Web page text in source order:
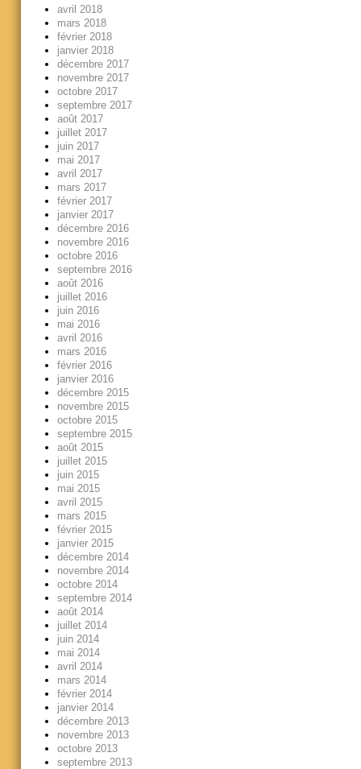
avril 2018
mars 2018
février 2018
janvier 2018
décembre 2017
novembre 2017
octobre 2017
septembre 2017
août 2017
juillet 2017
juin 2017
mai 2017
avril 2017
mars 2017
février 2017
janvier 2017
décembre 2016
novembre 2016
octobre 2016
septembre 2016
août 2016
juillet 2016
juin 2016
mai 2016
avril 2016
mars 2016
février 2016
janvier 2016
décembre 2015
novembre 2015
octobre 2015
septembre 2015
août 2015
juillet 2015
juin 2015
mai 2015
avril 2015
mars 2015
février 2015
janvier 2015
décembre 2014
novembre 2014
octobre 2014
septembre 2014
août 2014
juillet 2014
juin 2014
mai 2014
avril 2014
mars 2014
février 2014
janvier 2014
décembre 2013
novembre 2013
octobre 2013
septembre 2013